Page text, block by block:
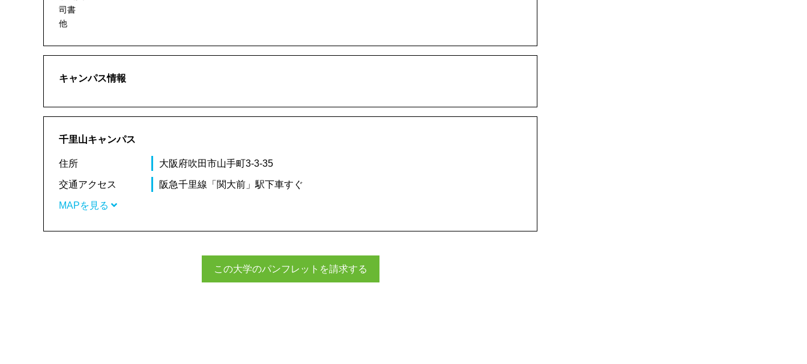
司書
他
キャンパス情報
千里山キャンパス
住所 大阪府吹田市山手町3-3-35
交通アクセス 阪急千里線「関大前」駅下車すぐ
MAPを見る
この大学のパンフレットを請求する